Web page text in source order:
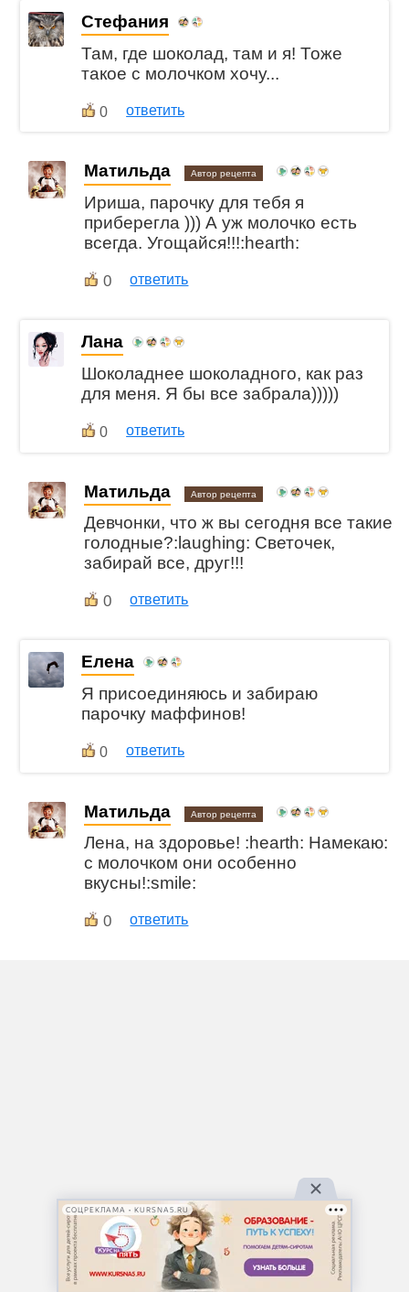
Стефания
Там, где шоколад, там и я! Тоже
такое с молочком хочу...
0 ответить
Матильда Автор рецепта
Ириша, парочку для тебя я
приберегла ))) А уж молочко есть
всегда. Угощайся!!!:hearth:
0 ответить
Лана
Шоколаднее шоколадного, как раз
для меня. Я бы все забрала)))))
0 ответить
Матильда Автор рецепта
Девчонки, что ж вы сегодня все такие
голодные?:laughing: Светочек,
забирай все, друг!!!
0 ответить
Елена
Я присоединяюсь и забираю
парочку маффинов!
0 ответить
Матильда Автор рецепта
Лена, на здоровье! :hearth: Намекаю:
с молочком они особенно
вкусны!:smile:
0 ответить
СОЦРЕКЛАМА • KURSNA5.RU